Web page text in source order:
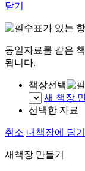
닫기
표가 있는
동일자료를 같은
됩니다.
책장선택
새 책장
선택한 자료
취소 내책장에 담기
새책장 만들기